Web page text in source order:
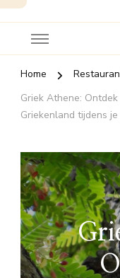
Home
Griek Athene:
Griekenland tijdens